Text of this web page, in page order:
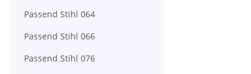
Passend Stihl 064
Passend Stihl 066
Passend Stihl 076